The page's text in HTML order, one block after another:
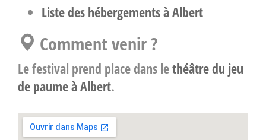
Liste des hébergements à Albert
Comment venir ?
Le festival prend place dans lethéâtre du jeu
de paume à Albert.